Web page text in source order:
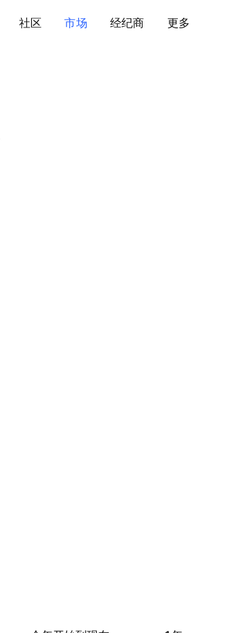
社区 市场 经纪商 更多